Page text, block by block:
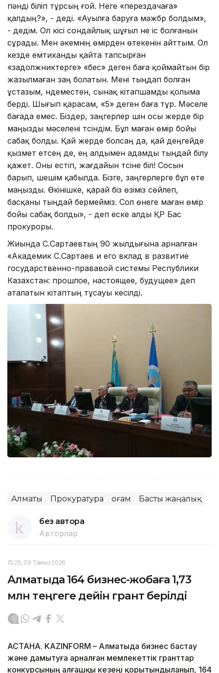
пәнді біліп тұрсың ғой. Неге «перездачаға»
қалдың?», - деді. «Ауылға баруға мәжбүр болдым»,
- дедім. Ол кісі сондайлық шұғыл не іс болғанын
сұрады. Мен әкемнің өмірден өтекенін айттым. Ол
кезде емтиханды қайта тапсырған
«задолжниктерге» «бес» деген баға қоймайтын бір
жазылмаған заң болатын. Мені тыңдап болған
ұстазым, үндеместен, сынақ кітапшамды қолыма
берді. Шығып қарасам, «5» деген баға тұр. Мәселе
бағада емес. Біздер, заңгерлер үшін осы жерде бір
маңызды мәселені түсіндім. Бұл маған өмір бойы
сабақ болды. Қай жерде болсаң да, қай деңгейде
қызмет етсең де, ең алдымен адамды тыңдай білу
қажет. Оны естіп, жағдайын түсіне біл! Сосын
барып, шешім қабылда. Бізге, заңгерлерге бұл өте
маңызды. Өкінішке, қарай біз өзіміз сөйлеп,
басқаны тыңдай бермейміз. Сол өнеге маған өмір
бойы сабақ болды», - деп еске алды ҚР Бас
прокуроры.
Жиында С.Сартаевтың 90 жылдығына арналған
«Академик С.Сартаев и его вклад в развитие
государственно-прававой системы Республики
Казахстан: прошлое, настоящее, будущее» деп
аталатын кітаптың тұсауы кесілді.
Алматы Прокуратура Қоғам Басты жаңалық
без автора
Авторлар
15:25, 09 Тамыз 2026
Алматыда 164 бизнес-жобаға 1,73
млн теңгеге дейін грант берілді
АСТАНА. KAZINFORM – Алматыда бизнес бастау
және дамытуға арналған мемлекеттік гранттар
конкурсының алғашқы кезеңі қорытындыланып, 164